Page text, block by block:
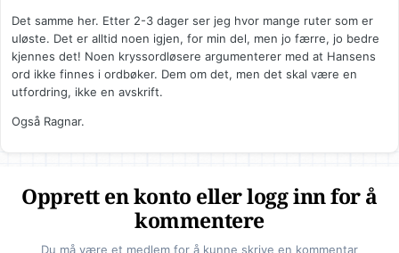
Det samme her. Etter 2-3 dager ser jeg hvor mange ruter som er
uløste. Det er alltid noen igjen, for min del, men jo færre, jo bedre
kjennes det! Noen kryssordløsere argumenterer med at Hansens
ord ikke finnes i ordbøker. Dem om det, men det skal være en
utfordring, ikke en avskrift.
Også Ragnar.
Opprett en konto eller logg inn for å
kommentere
Du må være et medlem for å kunne skrive en kommentar